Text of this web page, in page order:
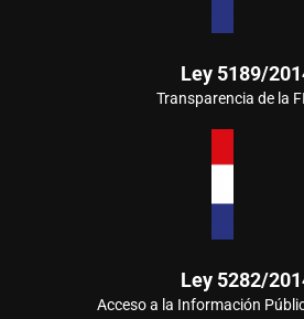
Ley 5189/
Transparencia de la
Ley 5282/
Acceso a la Información